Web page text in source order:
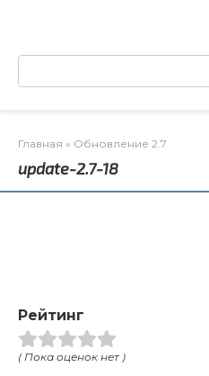
Поиск:
Главная » Обновление 2.7
update-2.7-18
Рейтинг
( Пока оценок нет )